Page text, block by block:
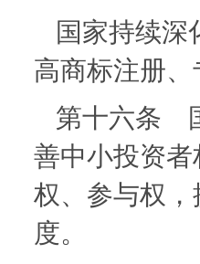
国家持续深
高商标注册
第十六条
善中小投资
权、参与权
度。